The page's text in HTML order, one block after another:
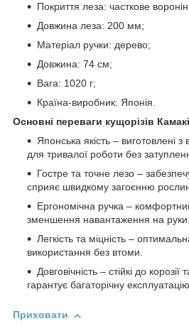
Покриття леза: часткове
Довжина леза: 200 мм;
Матеріал ручки: дерево;
Довжина: 74 см;
Вага: 1020 г;
Країна-виробник: Японія.
Основні переваги кущорізів
Японська якість – виготовлені з
для тривалої роботи без
Гостре та точне лезо –
сприяє швидкому загоєнню
Ергономічна ручка –
зменшення навантаження на руки.
Легкість та міцність –
використання без втоми.
Довговічність – стійкі до
гарантує багаторічну
Приховати